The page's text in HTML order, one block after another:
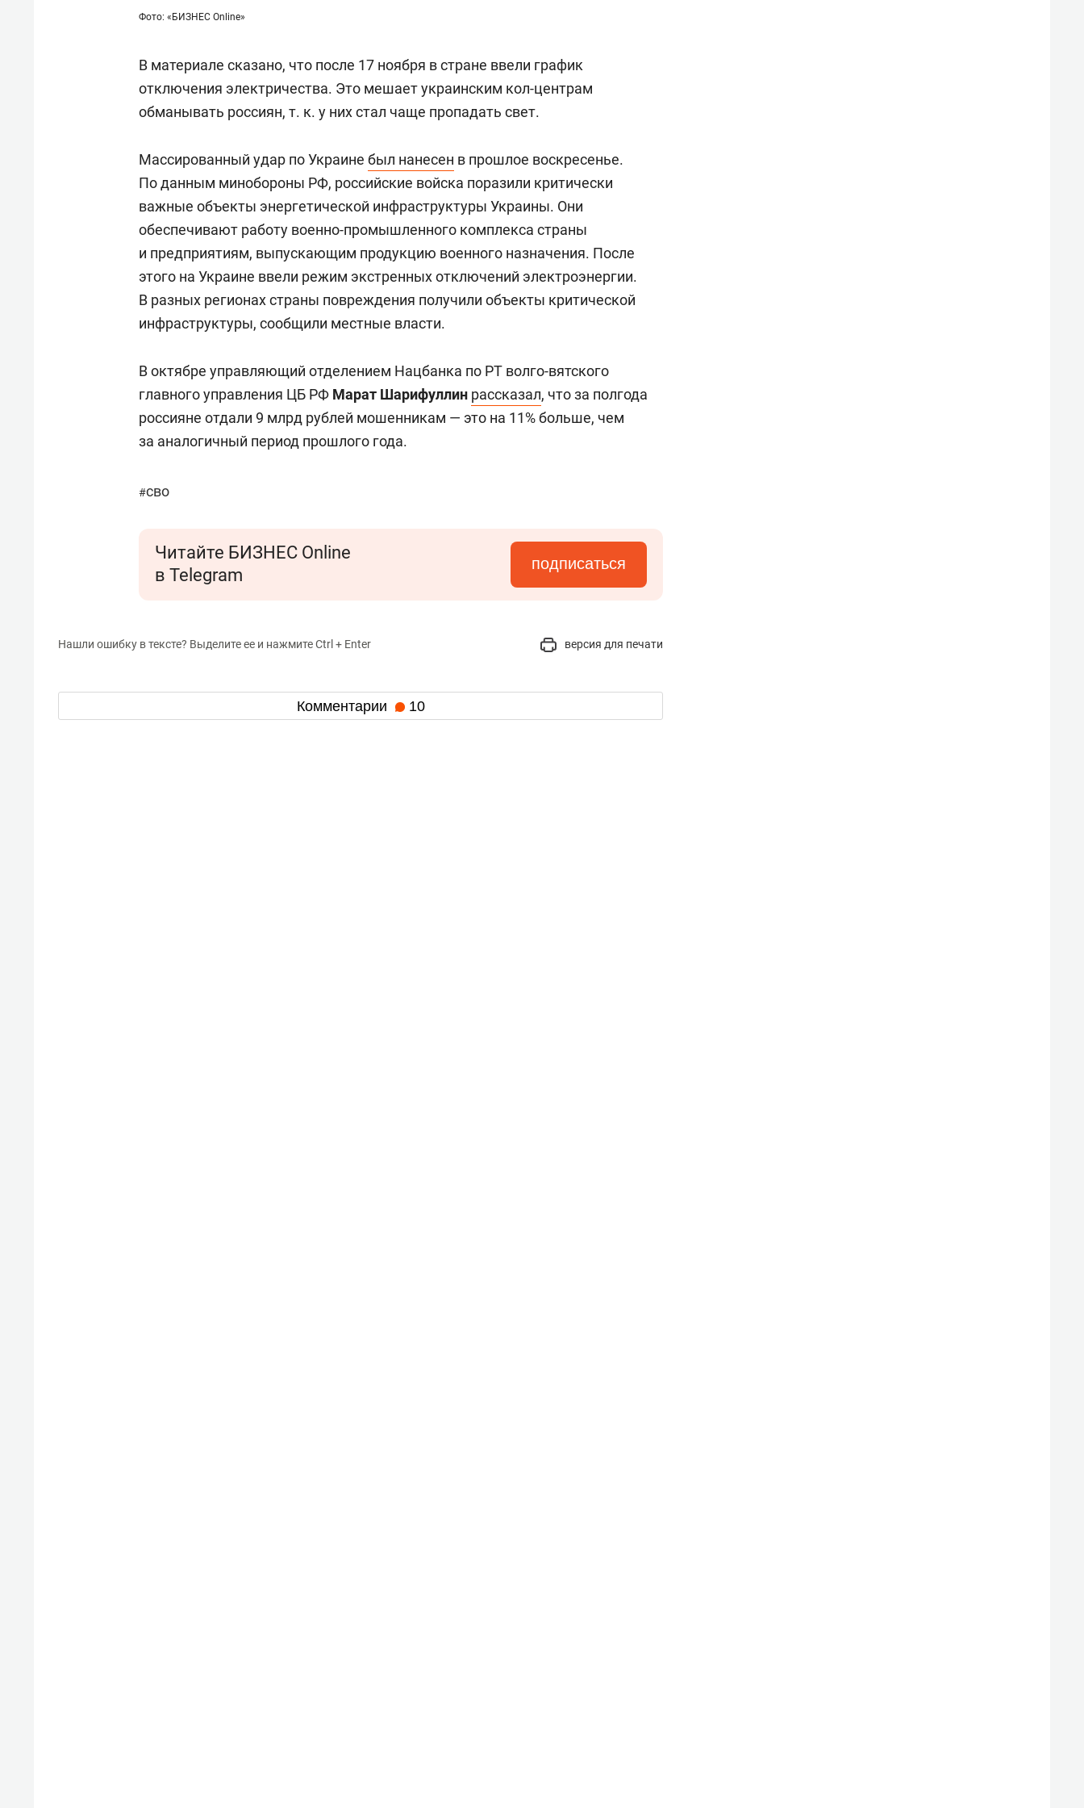
Фото: «БИЗНЕС Online»
В материале сказано, что после 17 ноября в стране ввели график
отключения электричества. Это мешает украинским кол-центрам
обманывать россиян, т. к. у них стал чаще пропадать свет.
Массированный удар по Украине был нанесен в прошлое воскресенье.
По данным минобороны РФ, российские войска поразили критически
важные объекты энергетической инфраструктуры Украины. Они
обеспечивают работу военно-промышленного комплекса страны
и предприятиям, выпускающим продукцию военного назначения. После
этого на Украине ввели режим экстренных отключений электроэнергии.
В разных регионах страны повреждения получили объекты критической
инфраструктуры, сообщили местные власти.
В октябре управляющий отделением Нацбанка по РТ волго-вятского
главного управления ЦБ РФ Марат Шарифуллин рассказал, что за полгода
россияне отдали 9 млрд рублей мошенникам — это на 11% больше, чем
за аналогичный период прошлого года.
#сво
Читайте БИЗНЕС Online
в Telegram
подписаться
Нашли ошибку в тексте? Выделите ее и нажмите Ctrl + Enter версия для печати
Комментарии 10